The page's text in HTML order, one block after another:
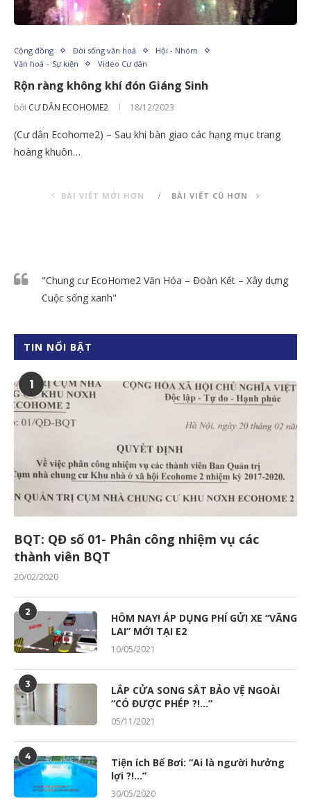
Cộng đồng Đời sống văn hoá
Hội - Nhóm
Văn hoá – Sự kiện
Video Cư dân
Rộn ràng không khí đón Giáng Sinh
bởi CƯ DÂN ECOHOME2 18/12/2023
(Cư dân Ecohome2) – Sau khi bàn giao các hạng mục trang
hoàng khuôn…
BÀI VIẾT MỚI HƠN BÀI VIẾT CŨ HƠN
"Chung cư EcoHome2 Văn Hóa – Đoàn Kết – Xây dựng
Cuộc sống xanh"
TIN NỔI BẬT
1
BQT: QĐ số 01- Phân công nhiệm vụ các
thành viên BQT
20/02/2020
2
HÔM NAY! ÁP DỤNG PHÍ GỬI XE “VÃNG
LAI” MỚI TẠI E2
10/05/2021
3
LẮP CỬA SONG SẮT BẢO VỆ NGOÀI
“CÓ ĐƯỢC PHÉP ?!…”
05/11/2021
4
Tiện ích Bể Bơi: “Ai là người hưởng
lợi ?!…”
30/05/2020